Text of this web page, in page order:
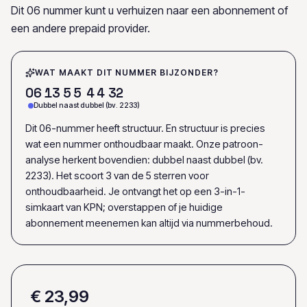
Dit 06 nummer kunt u verhuizen naar een abonnement of
een andere prepaid provider.
WAT MAAKT DIT NUMMER BIJZONDER?
06 13 5 5 44 32
Dubbel naast dubbel (bv. 2233)
Dit 06-nummer heeft structuur. En structuur is precies
wat een nummer onthoudbaar maakt. Onze patroon-
analyse herkent bovendien: dubbel naast dubbel (bv.
2233). Het scoort 3 van de 5 sterren voor
onthoudbaarheid. Je ontvangt het op een 3-in-1-
simkaart van KPN; overstappen of je huidige
abonnement meenemen kan altijd via nummerbehoud.
€ 23,99